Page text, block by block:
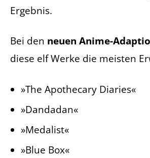
Ergebnis.
Bei den neuen Anime-
diese elf Werke die meisten
»The Apothecary Diaries«
»Dandadan«
»Medalist«
»Blue Box«